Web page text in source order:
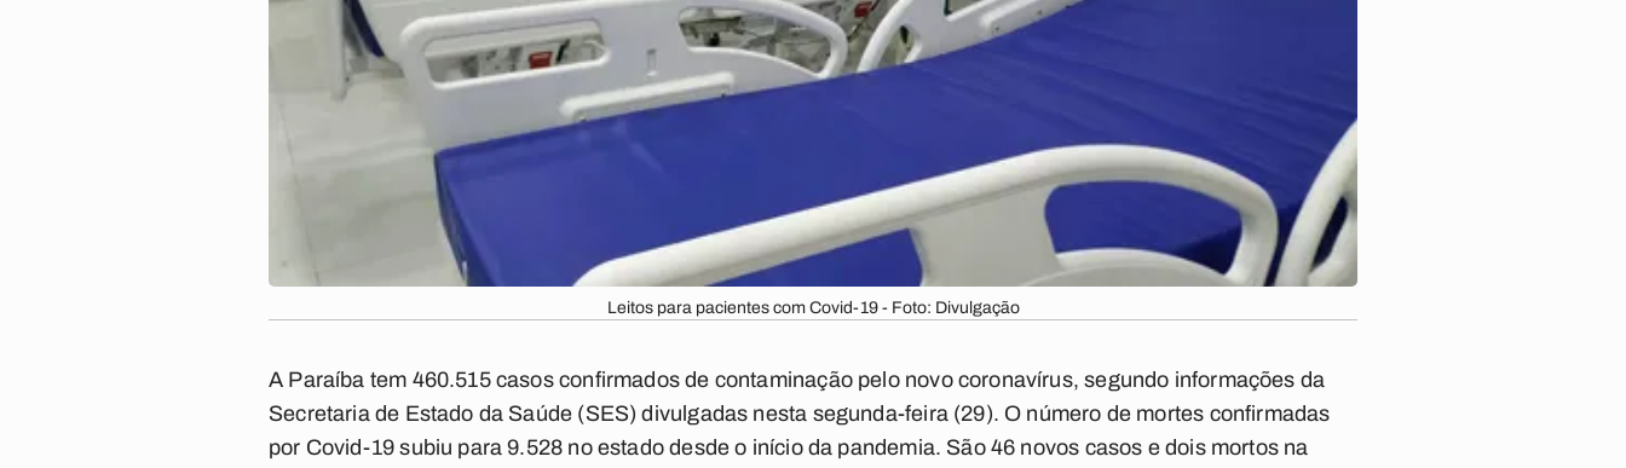
Leitos para pacientes com Covid-19 - Foto: Divulgação
A Paraíba tem 460.515 casos confirmados de contaminação pelo novo coronavírus, segundo informações da
Secretaria de Estado da Saúde (SES) divulgadas nesta segunda-feira (29). O número de mortes confirmadas
por Covid-19 subiu para 9.528 no estado desde o início da pandemia. São 46 novos casos e dois mortos na